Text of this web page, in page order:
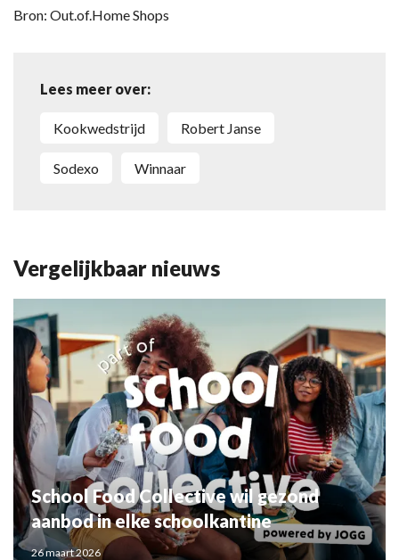
Bron: Out.of.Home Shops
Lees meer over:
kookwedstrijd Robert Janse
Sodexo winnaar
Vergelijkbaar nieuws
School Food Collective wil gezond
aanbod in elke schoolkantine
26 maart 2026